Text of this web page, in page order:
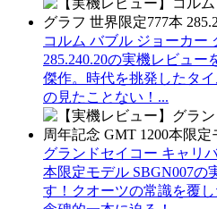
コルム バブル ジョーカー
285.240.20の実機レビュ
傑作。時代を挑発したタ
の見たことない！...
グランドセイコー キャリ
本限定モデル SBGN007の
す！クオーツの常識を覆